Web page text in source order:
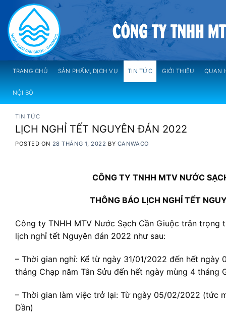
content
TRANG CHỦ SẢN PHẨM, DỊCH VỤ TIN TỨC GIỚI THIỆU QUAN
NỘI BỘ
TIN TỨC
LỊCH NGHỈ TẾT NGUYÊN ĐÁN 2022
POSTED ON 28 THÁNG 1, 2022 BY CANWACO
CÔNG TY TNHH MTV NƯỚC
THÔNG BÁO LỊCH NGHỈ TẾT
Công ty TNHH MTV Nước Sạch Cần Giuộc trân trọng
lịch nghỉ tết Nguyên đán 2022 như sau:
– Thời gian nghỉ: Kể từ ngày 31/01/2022 đến hết
tháng Chạp năm Tân Sửu đến hết ngày mùng 4 tháng
– Thời gian làm việc trở lại: Từ ngày 05/02/2022 (tức
Dần)